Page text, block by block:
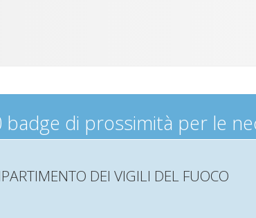
di prossimità per le
DEI VIGILI DEL FUOCO